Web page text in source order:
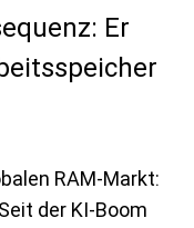
Er
RAM-Markt:
der KI-Boom